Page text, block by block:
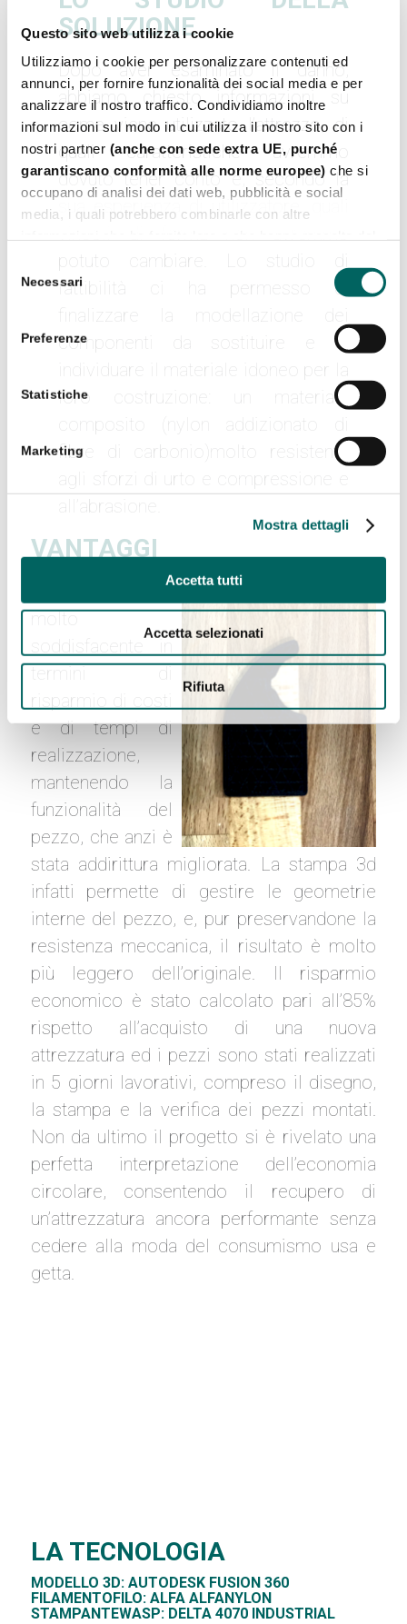
Questo sito web utilizza i cookie
Utilizziamo i cookie per personalizzare contenuti ed
annunci, per fornire funzionalità dei social media e per
analizzare il nostro traffico. Condividiamo inoltre
informazioni sul modo in cui utilizza il nostro sito con i
nostri partner (anche con sede extra UE, purché
garantiscano conformità alle norme europee) che si
occupano di analisi dei dati web, pubblicità e social
media, i quali potrebbero combinarle con altre
suo utilizzo dei loro servizi.
delNecessari
Preferenze
Statistiche
Marketing
Mostra dettagli
Accetta tutti
Accetta selezionati
Rifiuta
SOLUZIONE
Dopo aver esaminato il danno,
abbiamo chiesto informazioni su
come viene utilizzato l’attrezzo, di
quali caratteristiche avremmo
dovuto tener conto e, secondo la
sua esperienza di utilizzatore, quali
potuto cambiare. Lo studio di
fattibilità ci ha permesso di
finalizzare la modellazione dei
componenti da sostituire e di
individuare il materiale idoneo per la
loro costruzione: un materiale
composito (nylon addizionato di
fibre di carbonio)molto resistente
agli sforzi di urto e compressione e
all’abrasione.
VANTAGGI
Il risultato è stato
molto
soddisfacente in
termini di
risparmio di costi
e di tempi di
realizzazione,
mantenendo la
funzionalità del
pezzo, che anzi è
stata addirittura migliorata. La stampa 3d
infatti permette di gestire le geometrie
interne del pezzo, e, pur preservandone la
resistenza meccanica, il risultato è molto
più leggero dell’originale. Il risparmio
economico è stato calcolato pari all’85%
rispetto all’acquisto di una nuova
attrezzatura ed i pezzi sono stati realizzati
in 5 giorni lavorativi, compreso il disegno,
la stampa e la verifica dei pezzi montati.
Non da ultimo il progetto si è rivelato una
perfetta interpretazione dell’economia
circolare, consentendo il recupero di
un’attrezzatura ancora performante senza
cedere alla moda del consumismo usa e
getta.
LA TECNOLOGIA
MODELLO 3D: AUTODESK FUSION 360
FILAMENTOFILO: ALFA ALFANYLON
STAMPANTEWASP: DELTA 4070 INDUSTRIAL